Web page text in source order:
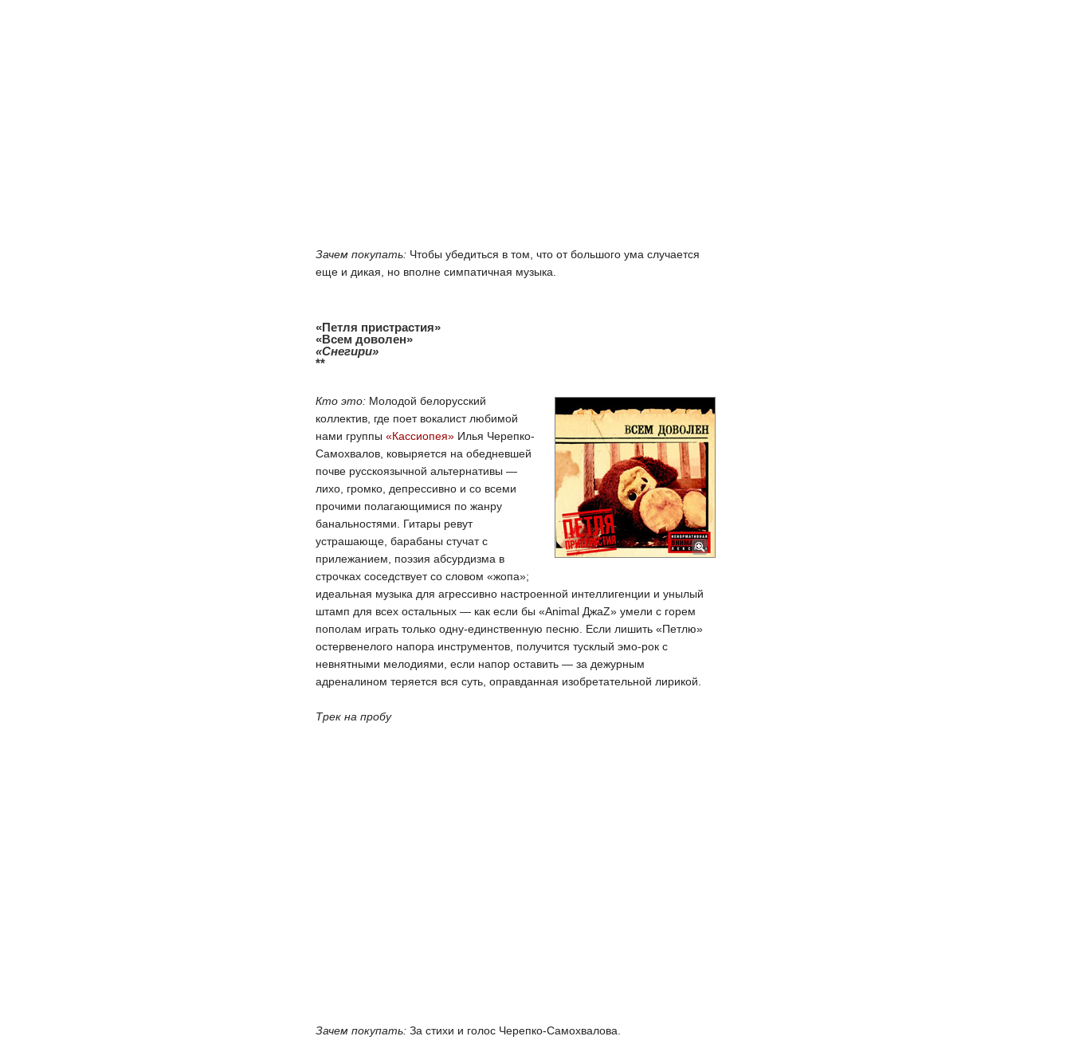
Зачем покупать: Чтобы убедиться в том, что от большого ума случается
еще и дикая, но вполне симпатичная музыка.
«Петля пристрастия»
«Всем доволен»
«Снегири»
**
Кто это: Молодой белорусский
коллектив, где поет вокалист любимой
нами группы «Кассиопея» Илья Черепко-
Самохвалов, ковыряется на обедневшей
почве русскоязычной альтернативы —
лихо, громко, депрессивно и со всеми
прочими полагающимися по жанру
банальностями. Гитары ревут
устрашающе, барабаны стучат с
прилежанием, поэзия абсурдизма в
строчках соседствует со словом «жопа»;
идеальная музыка для агрессивно настроенной интеллигенции и унылый
штамп для всех остальных — как если бы «Animal ДжаZ» умели с горем
пополам играть только одну-единственную песню. Если лишить «Петлю»
остервенелого напора инструментов, получится тусклый эмо-рок с
невнятными мелодиями, если напор оставить — за дежурным
адреналином теряется вся суть, оправданная изобретательной лирикой.
Трек на пробу
Зачем покупать: За стихи и голос Черепко-Самохвалова.